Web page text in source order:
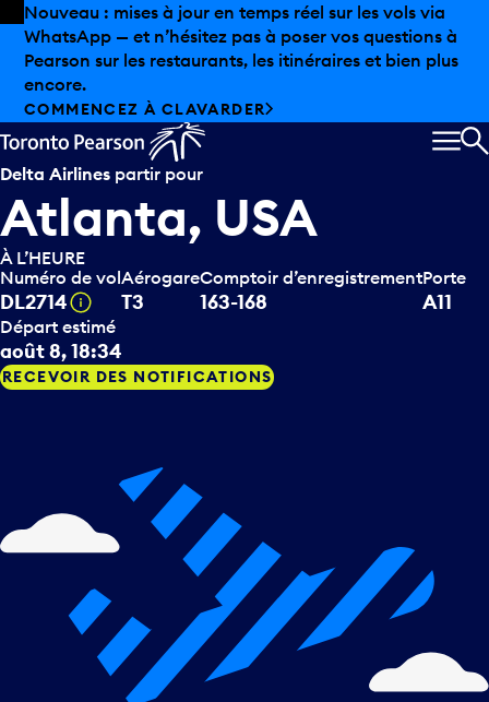
Skip to offers
Passer au contenu principal
Nouveau : mises à jour en temps réel sur les vols via
WhatsApp — et n’hésitez pas à poser vos questions à
Pearson sur les restaurants, les itinéraires et bien plus
encore.
COMMENCEZ À CLAVARDER
Delta Airlines partir pour
Atlanta, USA
À L’HEURE
Numéro de vol
DL2714 Infobulle
Aérogare
T3
Comptoir d’enregistrement
163-168
Porte
A11
Départ estimé
août 8, 18:34
RECEVOIR DES NOTIFICATIONS